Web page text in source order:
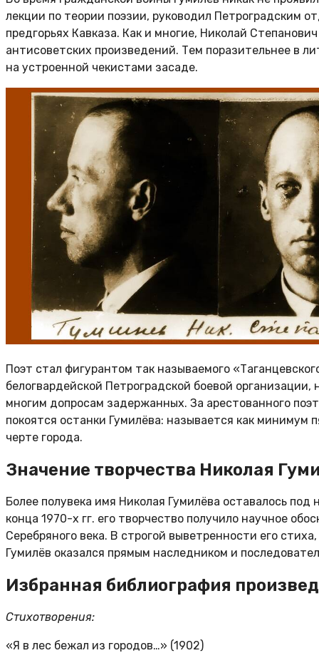
лекции по теории поэзии, руководил Петроградским
предгорьях Кавказа. Как и многие, Николай
антисоветских произведений. Тем поразительнее в
на устроенной чекистами засаде.
Поэт стал фигурантом так называемого
белогвардейской Петроградской боевой
многим допросам задержанных. За арестованного
покоятся останки Гумилёва: называется как минимум
черте города.
Значение творчества Николая
Более полувека имя Николая Гумилёва оставалось
конца 1970-х гг. его творчество получило научное
Серебряного века. В строгой выветренности его
Гумилёв оказался прямым наследником и
Избранная библиография
Стихотворения:
«Я в лес бежал из городов…» (1902)